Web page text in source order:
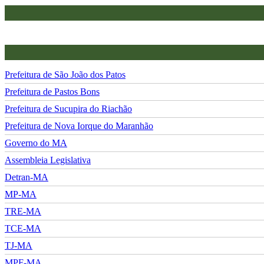
Prefeitura de São João dos Patos
Prefeitura de Pastos Bons
Prefeitura de Sucupira do Riachão
Prefeitura de Nova Iorque do Maranhão
Governo do MA
Assembleia Legislativa
Detran-MA
MP-MA
TRE-MA
TCE-MA
TJ-MA